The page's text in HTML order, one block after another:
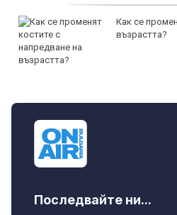
Как се
възрастта?
Последвайте ни...